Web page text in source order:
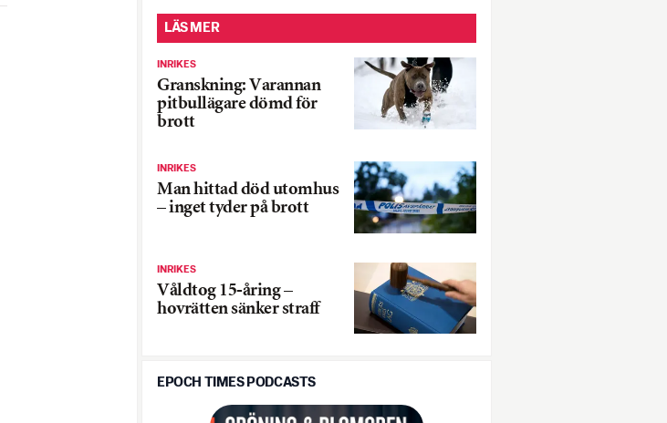
LÄS MER
INRIKES
Granskning: Varannan
pitbullägare dömd för
brott
INRIKES
Man hittad död utomhus
– inget tyder på brott
INRIKES
Våldtog 15-åring –
hovrätten sänker straff
EPOCH TIMES PODCASTS